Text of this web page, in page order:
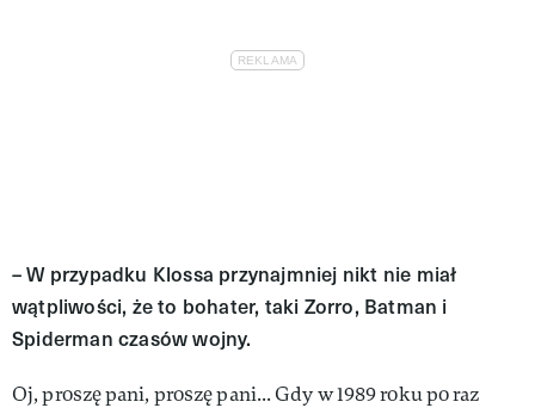
– W przypadku Klossa przynajmniej nikt nie miał
wątpliwości, że to boha­ter, taki Zorro, Batman i
Spiderman czasów wojny.
Oj, proszę pani, proszę pani... Gdy w 1989 roku po raz